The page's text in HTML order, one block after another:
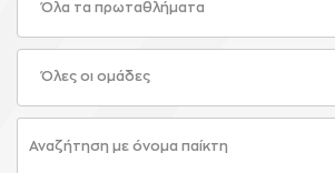
Όλα τα πρωταθλήματα
Όλες οι ομάδες